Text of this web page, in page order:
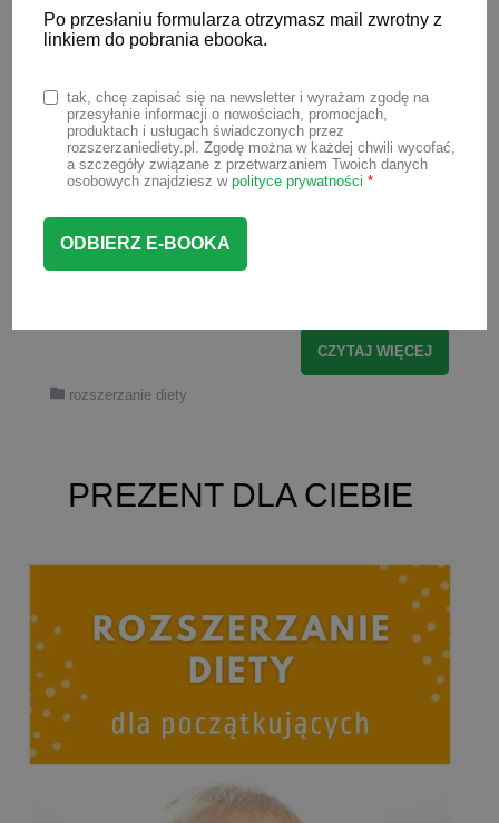
wraz z nimi kolacja wigilijna. Przy stole
zasiądą zarówno dorośli, jak i maluchy.
najmłodsze dzieci w rodzinie będą
mogły spróbować wigilijnych specjałów,
czy trzeba dla nich gotować osobno.
przygotować się do świąt z
niemowlakiem oraz jak zmodyfikować
CZYTAJ WIĘCEJ
rozszerzanie diety
PREZENT DLA CIEBIE
Po przesłaniu formularza otrzymasz mail zwrotny z
linkiem do pobrania ebooka.
tak, chcę zapisać się na newsletter i wyrażam zgodę na
przesyłanie informacji o nowościach, promocjach,
produktach i usługach świadczonych przez
rozszerzaniediety.pl. Zgodę można w każdej chwili wycofać,
a szczegóły związane z przetwarzaniem Twoich danych
osobowych znajdziesz w polityce prywatności *